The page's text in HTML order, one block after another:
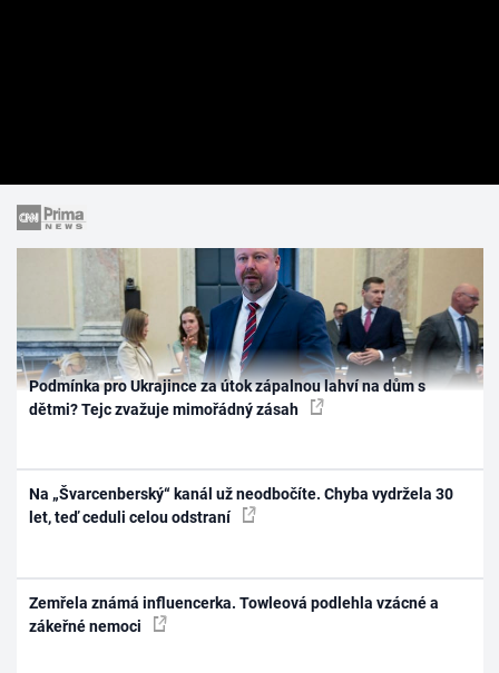
Podmínka pro Ukrajince za útok zápalnou lahví na dům s
dětmi? Tejc zvažuje mimořádný zásah
Na „Švarcenberský“ kanál už neodbočíte. Chyba vydržela 30
let, teď ceduli celou odstraní
Zemřela známá influencerka. Towleová podlehla vzácné a
zákeřné nemoci